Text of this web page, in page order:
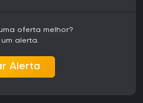
oferta melhor?
um alerta.
Alerta